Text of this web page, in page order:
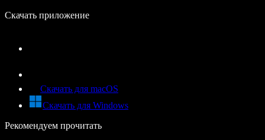
Скачать приложение
Скачать для macOS
Скачать для Windows
Рекомендуем прочитать